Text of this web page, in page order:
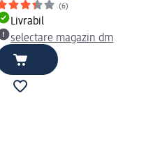
(6)
Livrabil
selectare magazin dm